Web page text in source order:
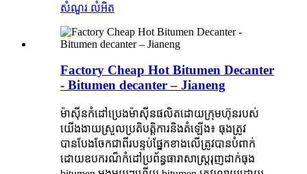
សំណួរ លំអិត
Factory Cheap Hot Bitumen Decanter
- Bitumen decanter – Jianeng
ម៉ាស៊ីនកំដៅប្រេងម៉ាស៊ីនផលិតដោយក្រុមហ៊ុនរបស់
យើងងាយស្រួលប្រតិបត្តិការនិងតំឡើង៖ ធុងត្រូវ
បានបែងចែកជាពីរបន្ទប់ផ្នែកខាងលើត្រូវបានបំពាក់
ដោយឧបករណ៏កំដៅប្រព័ន្ធធារាសាស្ត្ររុញដាក់ធុង